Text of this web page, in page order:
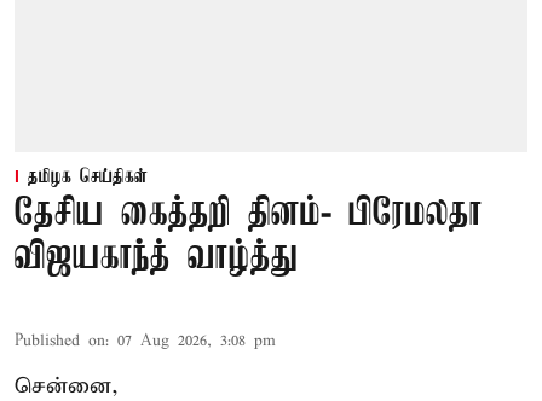
தமிழக செய்திகள்
தேசிய கைத்தறி தினம்- பிரேமலதா
விஜயகாந்த் வாழ்த்து
Published on: 07 Aug 2026, 3:08 pm
சென்னை,